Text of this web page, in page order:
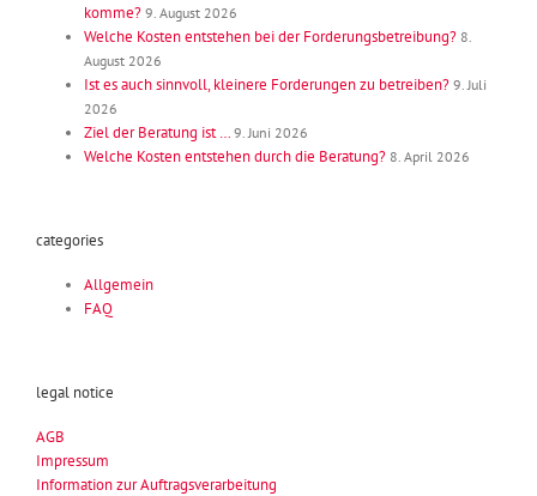
komme? 9. August 2026
Welche Kosten entstehen bei der Forderungsbetreibung? 8.
August 2026
Ist es auch sinnvoll, kleinere Forderungen zu betreiben? 9. Juli
2026
Ziel der Beratung ist … 9. Juni 2026
Welche Kosten entstehen durch die Beratung? 8. April 2026
categories
Allgemein
FAQ
legal notice
AGB
Impressum
Information zur Auftragsverarbeitung